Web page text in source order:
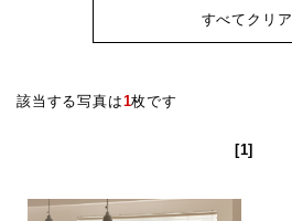
すべてクリア
該当する写真は1枚です
[1]